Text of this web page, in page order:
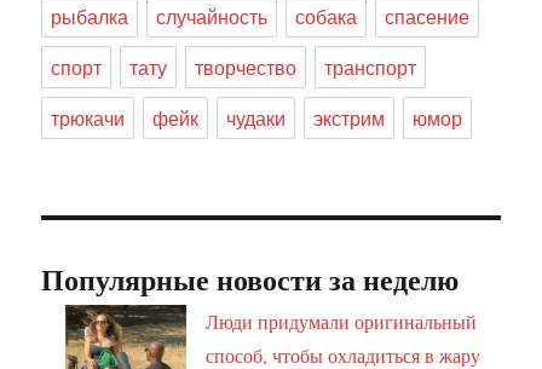
рыбалка
случайность собака
спасение
спорт
тату творчество
транспорт
трюкачи
фейк чудаки экстрим юмор
Популярные новости за неделю
Люди придумали оригинальный
способ, чтобы охладиться в жару